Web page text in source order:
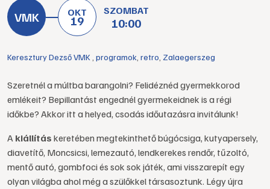
OKT
19
SZOMBAT
10:00
Keresztury Dezső VMK programok retro Zalaegerszeg
Szeretnél a múltba barangolni? Felidéznéd gyermekkorod
emlékeit? Bepillantást engednél gyermekeidnek is a régi
időkbe? Akkor itt a helyed, csodás időutazásra invitálunk!
A kiállítás keretében megtekinthető búgócsiga, kutyapersely,
diavetítő, Moncsicsi, lemezautó, lendkerekes rendőr, tűzoltó,
mentő autó, gombfoci és sok sok játék, ami visszarepít egy
olyan világba ahol még a szülőkkel társasoztunk. Légy újra